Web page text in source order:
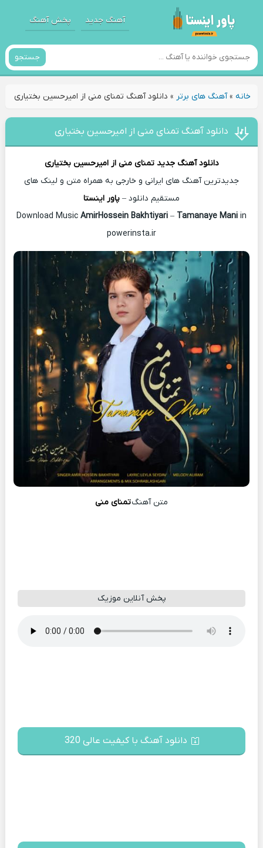
آهنگ جدید پخش آهنگ
جستجو
خانه»آهنگ های برتر » دانلود آهنگ تمنای منی از امیرحسین بختیاری
دانلود آهنگ تمنای منی از امیرحسین بختیاری
دانلود آهنگ جدید تمنای منی ازامیرحسین بختیاری
جدیدترین آهنگ های ایرانی و خارجی به همراه متن و لینک های
مستقیم دانلود – پاور اینستا
AmirHossein Bakhtiyari– Tamanaye Mani in
powerinsta.ir
متن آهنگتمنای منی
پخش آنلاین موزیک
دانلود آهنگ با کیفیت عالی 320